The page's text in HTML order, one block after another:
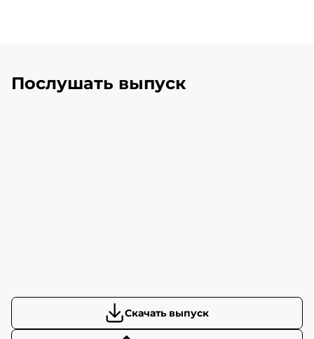
Послушать выпуск
Скачать выпуск